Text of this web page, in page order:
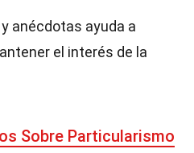
anécdotas ayuda a
el interés de la
Sobre Particularismo